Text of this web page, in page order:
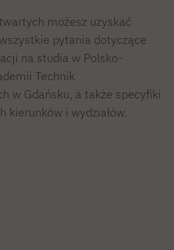
możesz uzyskać
pytania dotyczące
na studia w Polsko-
Technik
w Gdańsku, a także specyfiki
kierunków i wydziałów.